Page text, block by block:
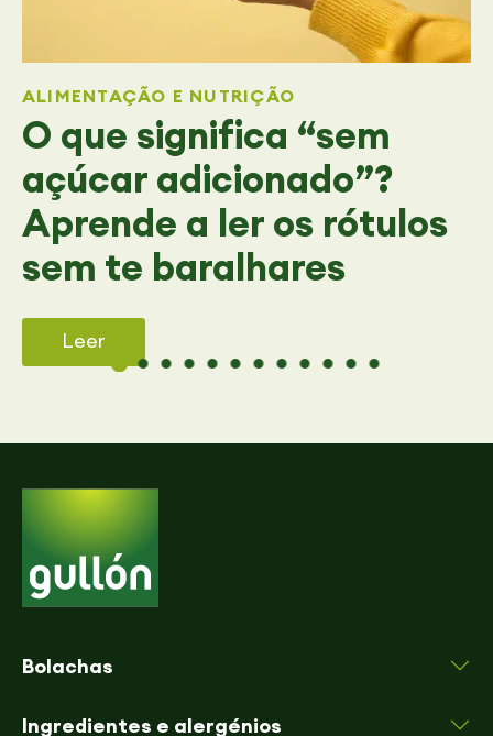
O que significa “sem
açúcar adicionado”?
Aprende a ler os rótulos
sem te baralhares
ALIMENTAÇÃO E NUTRIÇÃO
Leer
Bolachas
Ingredientes e alergénios